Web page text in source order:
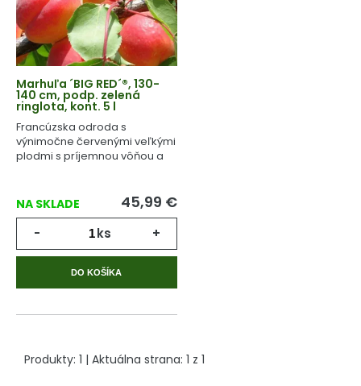
Marhuľa ´BIG RED´®, 130-
140 cm, podp. zelená
ringlota, kont. 5 l
Francúzska odroda s
výnimočne červenými veľkými
plodmi s príjemnou vôňou a
NA SKLADE 45,99 €
- ks +
DO KOŠÍKA
Produkty: 1 | Aktuálna strana: 1 z 1